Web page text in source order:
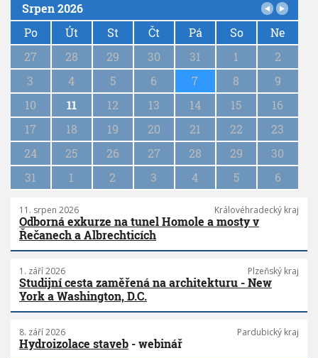
P
g
a
i
o
Srpen 2026
Po
Út St Čt Pá So
Ne
27
28 29 30 31 1
2
3
4 5 6 7 8
9
10
11 12 13 14 15
16
17
18 19 20 21 22
23
24
25 26 27 28 29
30
31
1 2 3 4 5 6
11. srpen 2026 Královéhradecký kraj
Odborná exkurze na tunel Homole a mosty v
Řečanech a Albrechticích
1. září 2026 Plzeňský kraj
Studijní cesta zaměřená na architekturu - New
York a Washington, D.C.
8. září 2026 Pardubický kraj
Hydroizolace staveb - webinář